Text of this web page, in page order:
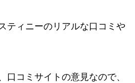
ティニーのリアルな口コミや
口コミサイトの意見なので、